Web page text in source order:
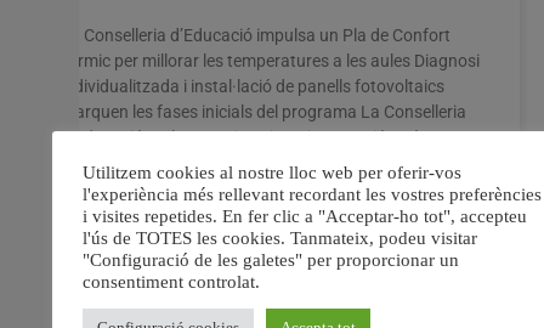
La Conselleria d’Educació impulsa un Pla de Confort
Tèrmic per millorar les temperatures a les aules Diagnosi
individualitzada i instal·lació de panells fotovoltaics
marquen les fases inicials del programa La Conselleria
d’Educació, Cultura, Universitats i Ocupació està
elaborant un Pla de Confort Tèrmic als centres
educatius de la Comunitat Valenciana
19 setembre, 2025 No hi ha comentaris